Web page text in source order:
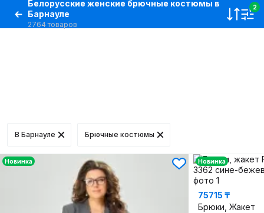
Белорусские женские брючные костюмы в
Барнауле
2764 товаров
2
В Барнауле Брючные костюмы
Новинка Новинка
75715 ₸
Брюки, Жакет